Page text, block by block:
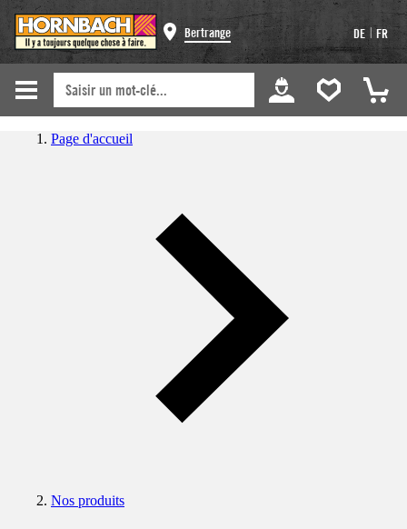
Bertrange DE | FR
Page d'accueil
Nos produits